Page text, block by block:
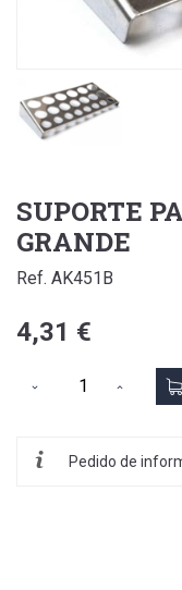
SUPORTE
GRANDE
Ref. AK451B
4,31 €
Pedido de